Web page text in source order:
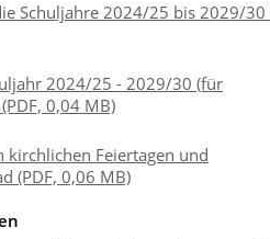
Schuljahre 2024/25 bis 2029/30
2024/25 - 2029/30 (für
0,04 MB)
kirchlichen Feiertagen und
(PDF, 0,06 MB)